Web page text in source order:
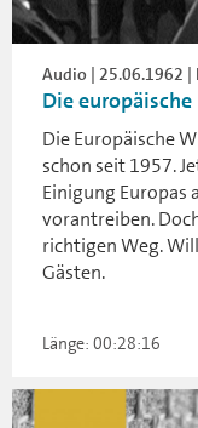
Audio | 25.06.1962 |
Die
Die Europäische
schon seit 1957.
Einigung Europas
vorantreiben.
richtigen Weg.
Gästen.
Länge: 00:28:16